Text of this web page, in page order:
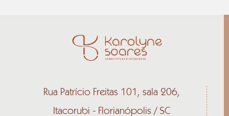
Rua Patrício Freitas 101, sala 206,
Itacorubi - Florianópolis / SC